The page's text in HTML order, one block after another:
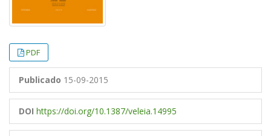
PDF
Publicado 15-09-2015
DOI https://doi.org/10.1387/veleia.14995